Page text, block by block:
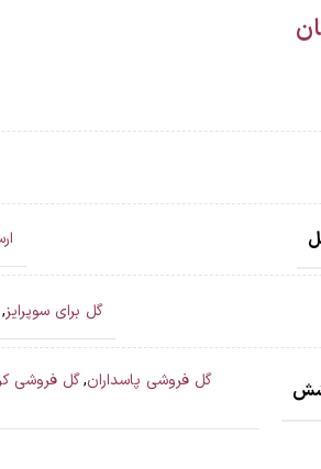
گل برای سوپرایز
گل فروشی پاسداران,گل فروشی